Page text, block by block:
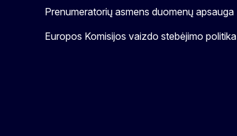
Prenumeratorių asmens duomenų apsauga
Europos Komisijos vaizdo stebėjimo politika